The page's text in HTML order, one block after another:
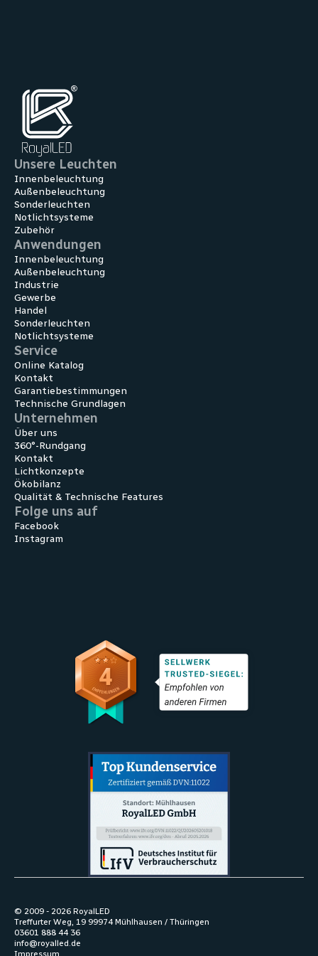
Unsere Leuchten
Innenbeleuchtung
Außenbeleuchtung
Sonderleuchten
Notlichtsysteme
Zubehör
Anwendungen
Innen­beleuchtung
Außen­beleuchtung
Industrie
Gewerbe
Handel
Sonder­leuchten
Notlicht­systeme
Service
Online Katalog
Kontakt
Garantiebestimmungen
Technische Grundlagen
Unternehmen
Über uns
360°-Rundgang
Kontakt
Lichtkonzepte
Ökobilanz
Qualität & Technische Features
Folge uns auf
Facebook
Instagram
© 2009 - 2026 RoyalLED
Treffurter Weg, 19 99974 Mühlhausen / Thüringen
03601 888 44 36
info@royalled.de
Impressum